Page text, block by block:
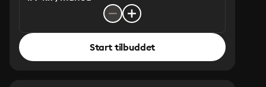
Start tilbuddet